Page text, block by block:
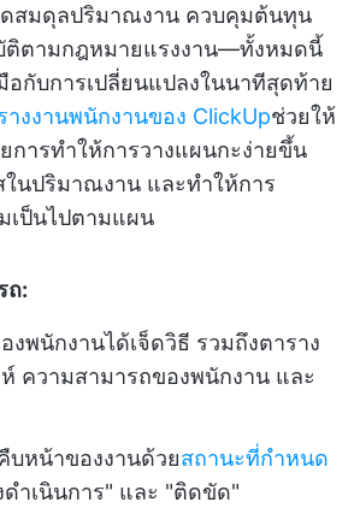
สมดุลปริมาณงาน ควบคุมต้นทุน
ติตามกฎหมายแรงงาน—ทั้งหมดนี้
กับการเปลี่ยนแปลงในนาทีสุดท้าย
างงานพนักงานของ ClickUpช่วยให้
ารทำให้การวางแผนกะง่ายขึ้น
ในปริมาณงาน และทำให้การ
เป็นไปตามแผน
ถ:
งพนักงานได้เจ็ดวิธี รวมถึงตาราง
ความสามารถของพนักงาน และ
หน้าของงานด้วยสถานะที่กำหนด
ดำเนินการ" และ "ติดขัด"